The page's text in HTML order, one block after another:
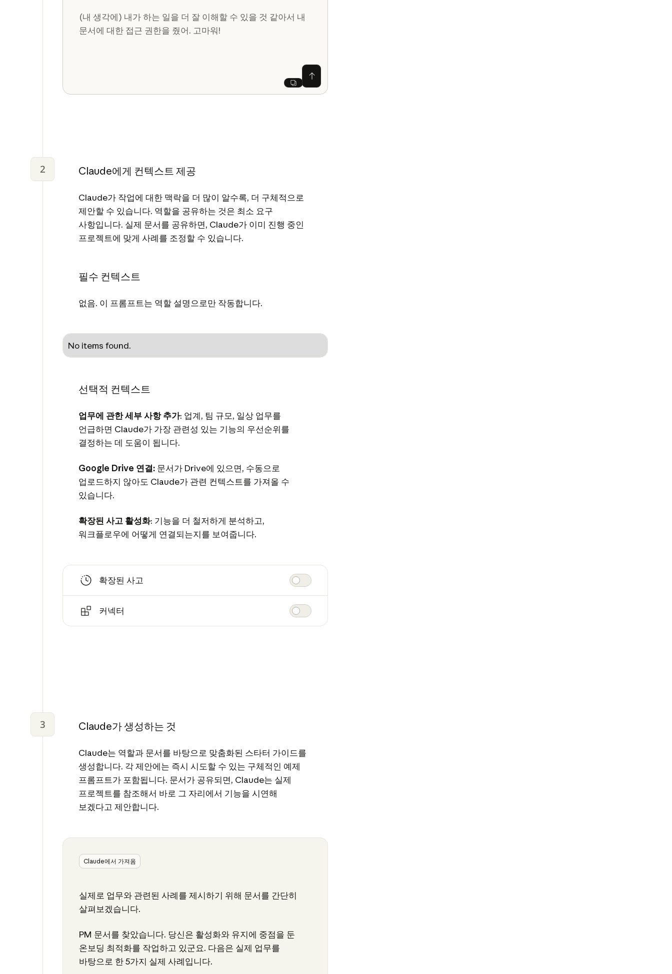
(내 생각에) 내가 하는 일을 더 잘 이해할 수 있을 것 같아서 내
문서에 대한 접근 권한을 줬어. 고마워!
Next
Claude에게 질문하기
2 Claude에게 컨텍스트 제공
Claude가 작업에 대한 맥락을 더 많이 알수록, 더 구체적으로
제안할 수 있습니다. 역할을 공유하는 것은 최소 요구
사항입니다. 실제 문서를 공유하면, Claude가 이미 진행 중인
프로젝트에 맞게 사례를 조정할 수 있습니다.
필수 컨텍스트
없음. 이 프롬프트는 역할 설명으로만 작동합니다.
No items found.
선택적 컨텍스트
업무에 관한 세부 사항 추가: 업계, 팀 규모, 일상 업무를
언급하면 Claude가 가장 관련성 있는 기능의 우선순위를
결정하는 데 도움이 됩니다.
Google Drive 연결:문서가 Drive에 있으면, 수동으로
업로드하지 않아도 Claude가 관련 컨텍스트를 가져올 수
있습니다.
­확장된 사고 활성화: 기능을 더 철저하게 분석하고,
워크플로우에 어떻게 연결되는지를 보여줍니다.
확장된 사고
커넥터
3 Claude가 생성하는 것
Claude는 역할과 문서를 바탕으로 맞춤화된 스타터 가이드를
생성합니다. 각 제안에는 즉시 시도할 수 있는 구체적인 예제
프롬프트가 포함됩니다. 문서가 공유되면, Claude는 실제
프로젝트를 참조해서 바로 그 자리에서 기능을 시연해
보겠다고 제안합니다.
Claude에서 가져옴
실제로 업무와 관련된 사례를 제시하기 위해 문서를 간단히
살펴보겠습니다.
PM 문서를 찾았습니다. 당신은 활성화와 유지에 중점을 둔
온보딩 최적화를 작업하고 있군요. 다음은 실제 업무를
바탕으로 한 5가지 실제 사례입니다.